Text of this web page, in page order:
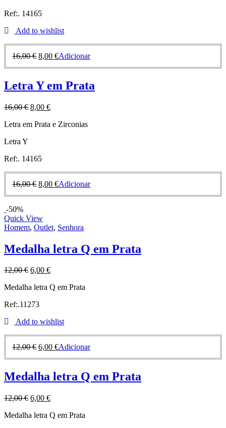
Ref:. 14165
Add to wishlist
16,00€ 8,00 €Adicionar
Letra Y em Prata
16,00€ 8,00 €
Letra em Prata e Zirconias
Letra Y
Ref:. 14165
16,00€ 8,00 €Adicionar
-50%
Quick View
Homem, Outlet, Senhora
Medalha letra Q em Prata
12,00€ 6,00 €
Medalha letra Q em Prata
Ref:.11273
Add to wishlist
12,00€ 6,00 €Adicionar
Medalha letra Q em Prata
12,00€ 6,00 €
Medalha letra Q em Prata